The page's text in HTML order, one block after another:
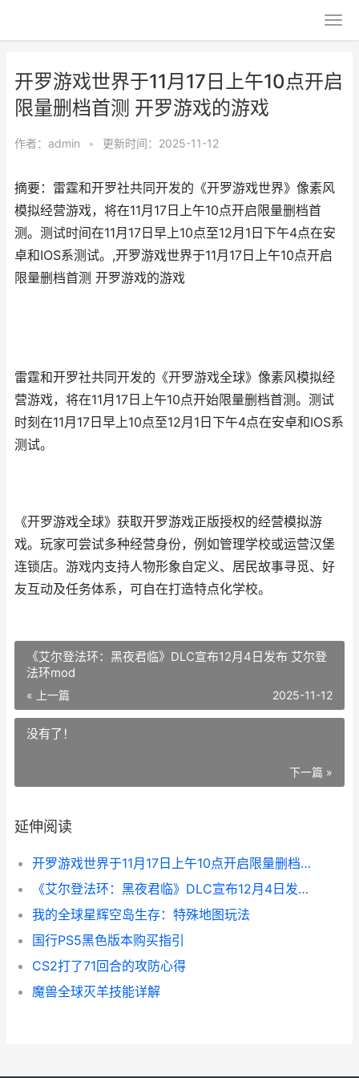
开罗游戏世界于11月17日上午10点开启
限量删档首测 开罗游戏的游戏
作者： admin • 更新时间：2025-11-12
摘要：雷霆和开罗社共同开发的《开罗游戏世界》像素风
模拟经营游戏，将在11月17日上午10点开启限量删档首
测。测试时间在11月17日早上10点至12月1日下午4点在安
卓和IOS系测试。,开罗游戏世界于11月17日上午10点开启
限量删档首测 开罗游戏的游戏
雷霆和开罗社共同开发的《开罗游戏全球》像素风模拟经
营游戏，将在11月17日上午10点开始限量删档首测。测试
时刻在11月17日早上10点至12月1日下午4点在安卓和IOS系
测试。
《开罗游戏全球》获取开罗游戏正版授权的经营模拟游
戏。玩家可尝试多种经营身份，例如管理学校或运营汉堡
连锁店。游戏内支持人物形象自定义、居民故事寻觅、好
友互动及任务体系，可自在打造特点化学校。
《艾尔登法环：黑夜君临》DLC宣布12月4日发布 艾尔登
法环mod
« 上一篇 2025-11-12
没有了！
下一篇 »
延伸阅读
开罗游戏世界于11月17日上午10点开启限量删档首测 开罗游戏的游戏
《艾尔登法环：黑夜君临》DLC宣布12月4日发布 艾尔登法环mod
我的全球星辉空岛生存：特殊地图玩法
国行PS5黑色版本购买指引
CS2打了71回合的攻防心得
魔兽全球灭羊技能详解